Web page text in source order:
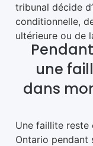
tribunal décide
conditionnelle,
ultérieure ou de
une
dans
Une faillite reste
Ontario pendant